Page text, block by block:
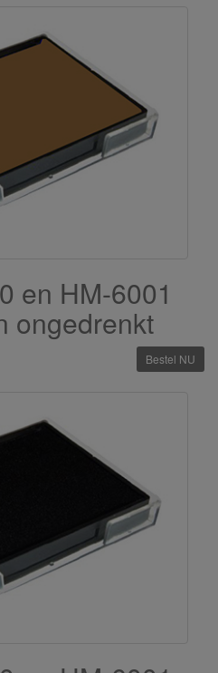
en HM-6001
ongedrenkt
Bestel NU